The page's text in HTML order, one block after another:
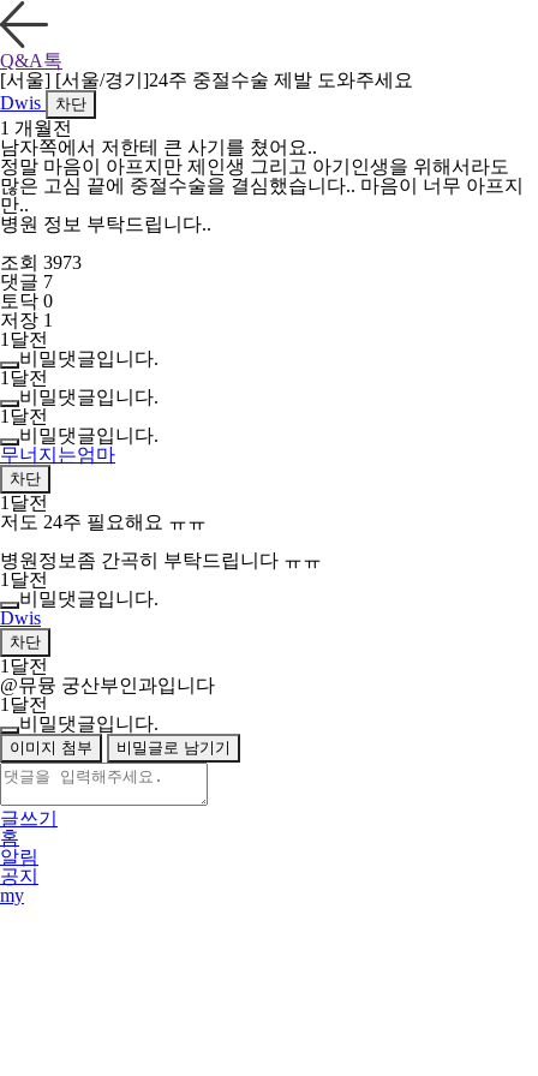
Q&A톡
[서울] [서울/경기]24주 중절수술 제발 도와주세요
Dwis
차단
1 개월전
남자쪽에서 저한테 큰 사기를 쳤어요..
정말 마음이 아프지만 제인생 그리고 아기인생을 위해서라도
많은 고심 끝에 중절수술을 결심했습니다.. 마음이 너무 아프지
만..
병원 정보 부탁드립니다..
조회 3973
댓글 7
토닥 0
저장 1
1달전
비밀댓글입니다.
1달전
비밀댓글입니다.
1달전
비밀댓글입니다.
무너지는엄마
차단
1달전
저도 24주 필요해요 ㅠㅠ
병원정보좀 간곡히 부탁드립니다 ㅠㅠ
1달전
비밀댓글입니다.
Dwis
차단
1달전
@뮤뮹 궁산부인과입니다
1달전
비밀댓글입니다.
이미지 첨부 비밀글로 남기기
글쓰기
홈
알림
공지
my